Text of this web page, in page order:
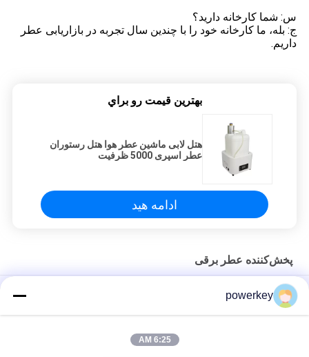
س: شما کارخانه داريد؟
ج: بله، ما کارخانه خود را با چندین سال تجربه در بازاریابی عطر
داریم.
بهترين قيمت رو براي
هتل لابی ماشین عطر هوا هتل رستوران
عطر اسپری 5000 ظرفیت
ادامه هید
پخش‌کننده عطر برقی
خانگی الکتریکی
powerkey
6:25 AM